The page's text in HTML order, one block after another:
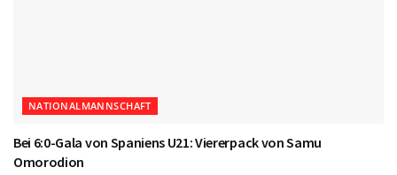
NATIONALMANNSCHAFT
Bei 6:0-Gala von Spaniens U21: Viererpack von Samu
Omorodion